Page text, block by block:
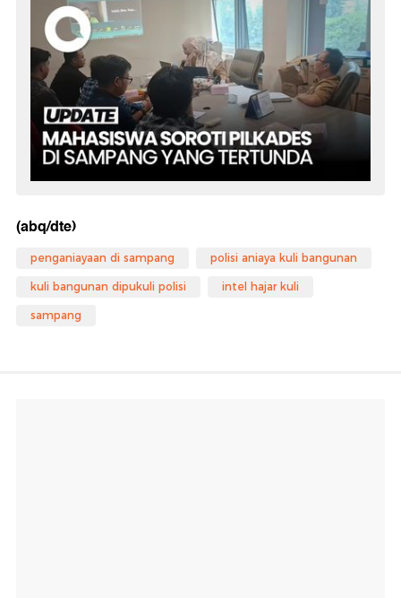
(abq/dte)
penganiayaan di sampang polisi aniaya kuli bangunan
kuli bangunan dipukuli polisi intel hajar kuli
sampang